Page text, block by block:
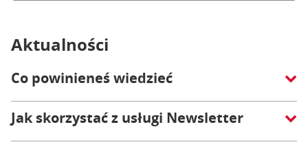
Aktualności
Co powinieneś wiedzieć
Jak skorzystać z usługi Newsletter